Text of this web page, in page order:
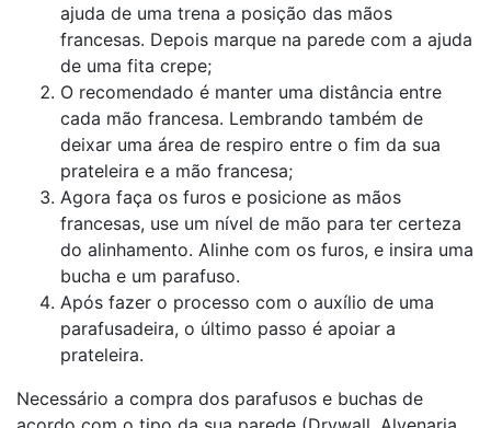
ajuda de uma trena a posição das mãos
francesas. Depois marque na parede com a ajuda
de uma fita crepe;
O recomendado é manter uma distância entre
cada mão francesa. Lembrando também de
deixar uma área de respiro entre o fim da sua
prateleira e a mão francesa;
Agora faça os furos e posicione as mãos
francesas, use um nível de mão para ter certeza
do alinhamento. Alinhe com os furos, e insira uma
bucha e um parafuso.
Após fazer o processo com o auxílio de uma
parafusadeira, o último passo é apoiar a
prateleira.
Necessário a compra dos parafusos e buchas de